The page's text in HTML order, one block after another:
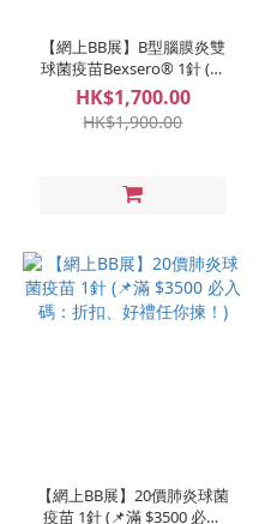
【網上BB展】B型腦膜炎雙
球菌疫苗Bexsero® 1針 (📌
滿 $3500 必入碼：折扣、好
禮任你揀！)
HK$1,700.00
HK$1,900.00
【網上BB展】20價肺炎球菌
疫苗 1針 (📌滿 $3500 必入